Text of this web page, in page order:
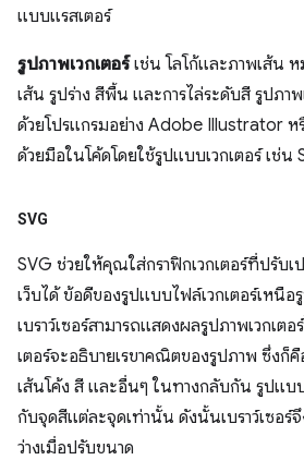
แบบแรสเตอร์
รูปภาพเวกเตอร์เช่น โลโก้และภาพเส้น ห
เส้น รูปร่าง สีพื้น และการไล่ระดับสี รูปภาพ
ด้วยโปรแกรมอย่าง Adobe Illustrator ห
ด้วยมือในโค้ดโดยใช้รูปแบบเวกเตอร์ เช่น
SVG
SVG ช่วยให้คุณใส่กราฟิกเวกเตอร์ที่ปรับ
เว็บได้ ข้อดีของรูปแบบไฟล์เวกเตอร์เหนื
เบราว์เซอร์สามารถแสดงผลรูปภาพเวกเต
เตอร์จะอธิบายเรขาคณิตของรูปภาพ ซึ่งก็คื
เส้นโค้ง สี และอื่นๆ ในทางกลับกัน รูปแบ
กับจุดสีแต่ละจุดเท่านั้น ดังนั้นเบราว์เซอร์จึ
ว่างเมื่อปรับขนาด